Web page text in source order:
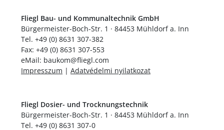
Fliegl Bau- und Kommunaltechnik GmbH
Bürgermeister-Boch-Str. 1 · 84453 Mühldorf a. Inn
Tel. +49 (0) 8631 307-382
Fax: +49 (0) 8631 307-553
eMail: baukom@fliegl.com
Impresszum | Adatvédelmi nyilatkozat
Fliegl Dosier- und Trocknungstechnik
Bürgermeister-Boch-Str. 1 · 84453 Mühldorf a. Inn
Tel. +49 (0) 8631 307-0